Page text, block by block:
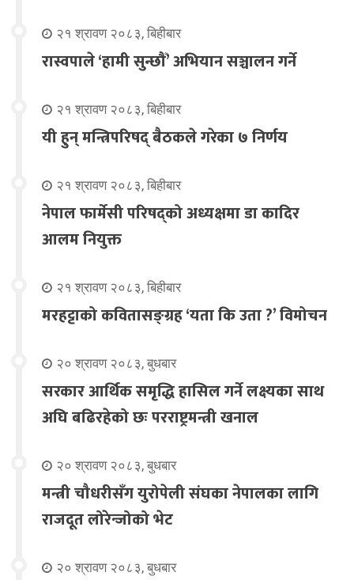
२१ श्रावण २०८३, बिहीबार
रास्वपाले ‘हामी सुन्छौँ’ अभियान सञ्चालन गर्ने
२१ श्रावण २०८३, बिहीबार
यी हुन् मन्त्रिपरिषद् बैठकले गरेका ७ निर्णय
२१ श्रावण २०८३, बिहीबार
नेपाल फार्मेसी परिषद्को अध्यक्षमा डा कादिर
आलम नियुक्त
२१ श्रावण २०८३, बिहीबार
मरहट्टाको कवितासङ्ग्रह ‘यता कि उता ?’ विमोचन
२० श्रावण २०८३, बुधबार
सरकार आर्थिक समृद्धि हासिल गर्ने लक्ष्यका साथ
अघि बढिरहेको छः परराष्ट्रमन्त्री खनाल
२० श्रावण २०८३, बुधबार
मन्त्री चौधरीसँग युरोपेली संघका नेपालका लागि
राजदूत लोरेन्जोको भेट
२० श्रावण २०८३, बुधबार